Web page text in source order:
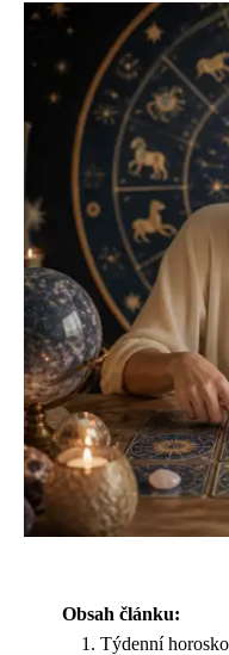
Obsah článku:
Týdenní